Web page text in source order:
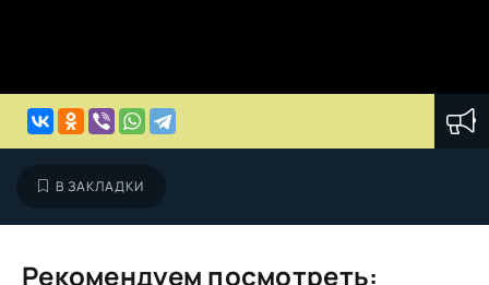
В ЗАКЛАДКИ
Рекомендуем посмотреть: